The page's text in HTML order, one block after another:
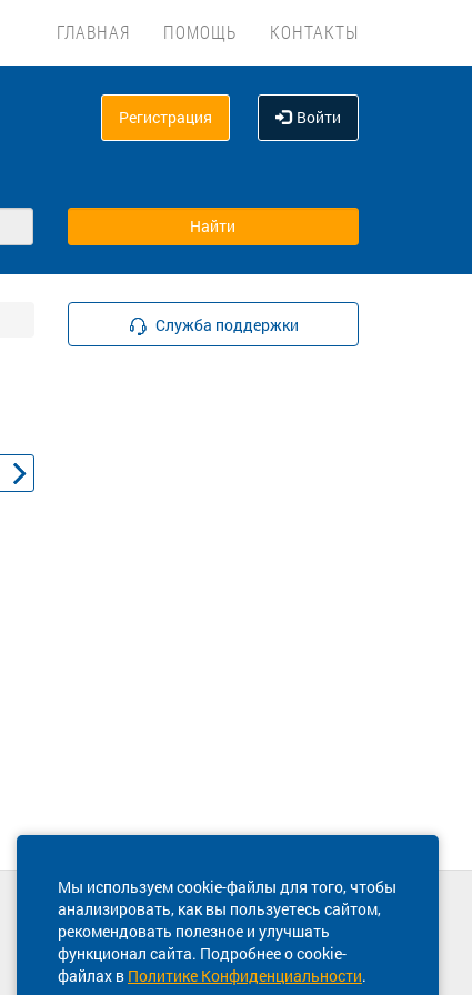
ГЛАВНАЯ ПОМОЩЬ КОНТАКТЫ
Регистрация Войти
Служба поддержки
Мы используем cookie-файлы для того, чтобы
анализировать, как вы пользуетесь сайтом,
рекомендовать полезное и улучшать
функционал сайта. Подробнее о cookie-
файлах в Политике Конфиденциальности.
Техническая поддержка сайта
8 800 600-03-38